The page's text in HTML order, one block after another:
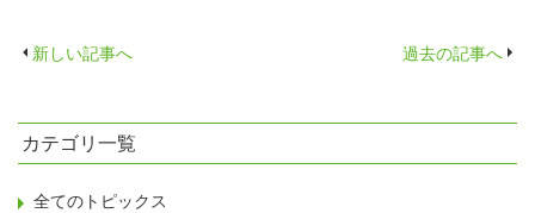
過去の記事へ
新しい記事へ
カテゴリ一覧
全てのトピックス